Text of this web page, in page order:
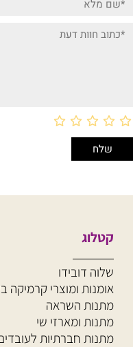
קטלוג
שלוה דובידו
אומנות ומוצרי קרמיקה
מתנות השראה
מתנות ומארזי שי
מתנות חברתיות